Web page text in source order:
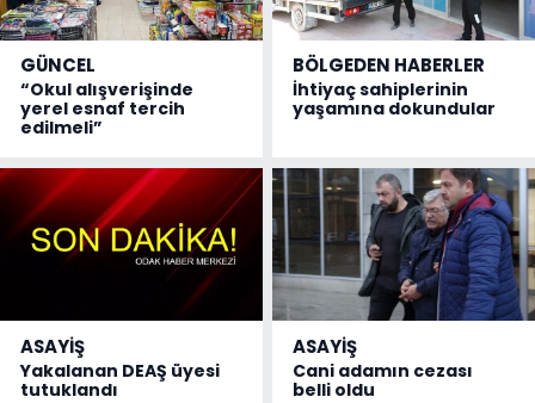
GÜNCEL
“Okul alışverişinde
yerel esnaf tercih
edilmeli”
BÖLGEDEN HABERLER
İhtiyaç sahiplerinin
yaşamına dokundular
ASAYİŞ
Yakalanan DEAŞ üyesi
tutuklandı
ASAYİŞ
Cani adamın cezası
belli oldu